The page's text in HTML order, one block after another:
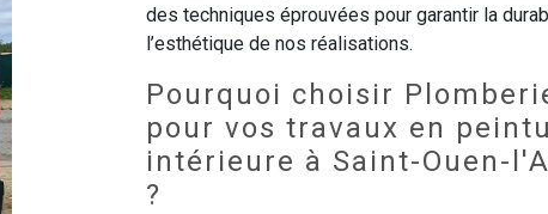
des techniques éprouvées pour garantir la
l’esthétique de nos réalisations.
Pourquoi choisir
pour vos travaux en
intérieure à Saint-Ouen-
?